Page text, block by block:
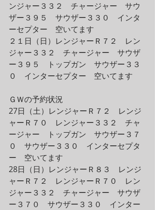
ンジャー３３２　チャージャー　サウ
ザー３９５　サウザー３３０　インタ
ーセプター　空いてます
２１日（日）レンジャーＲ７２　レン
ジャー３３２　チャージャー　サウザ
ー３９５　トップガン　サウザー３３
０　インターセプター　空いてます
ＧＷの予約状況
27日（土）レンジャーＲ７２　レンジ
ャーＲ７０　レンジャー３３２　チャ
ージャー　トップガン　サウザー３７
０　サウザー３３０　インターセプタ
ー　空いてます
28日（日）レンジャーＲ８３　レンジ
ャーＲ７２　レンジャーＲ７０　レン
ジャー３３２　チャージャー　サウザ
ー３７０　サウザー３３０　インター